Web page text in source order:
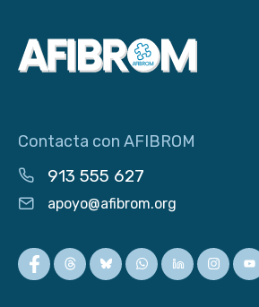
Contacta con AFIBROM
913 555 627
apoyo@afibrom.org